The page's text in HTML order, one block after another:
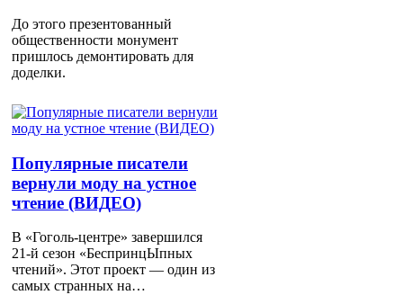
До этого презентованный
общественности монумент
пришлось демонтировать для
доделки.
Популярные писатели
вернули моду на устное
чтение (ВИДЕО)
В «Гоголь-центре» завершился
21-й сезон «БеспринцЫпных
чтений». Этот проект — один из
самых странных на…